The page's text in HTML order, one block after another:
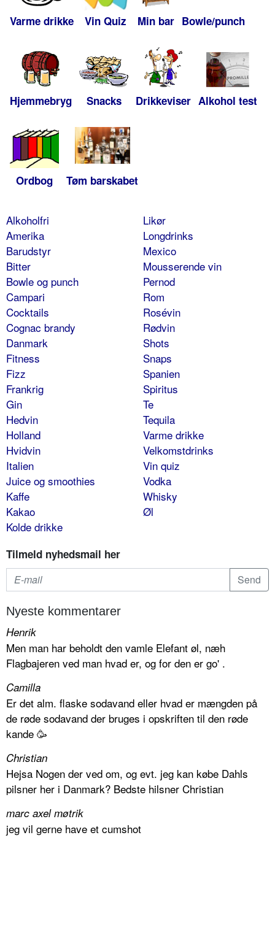
Varme drikke Vin Quiz Min bar Bowle/punch
Hjemmebryg Snacks Drikkeviser Alkohol test
Ordbog Tøm barskabet
Alkoholfri
Amerika
Barudstyr
Bitter
Bowle og punch
Campari
Cocktails
Cognac brandy
Danmark
Fitness
Fizz
Frankrig
Gin
Hedvin
Holland
Hvidvin
Italien
Juice og smoothies
Kaffe
Kakao
Kolde drikke
Likør
Longdrinks
Mexico
Mousserende vin
Pernod
Rom
Rosévin
Rødvin
Shots
Snaps
Spanien
Spiritus
Te
Tequila
Varme drikke
Velkomstdrinks
Vin quiz
Vodka
Whisky
Øl
Tilmeld nyhedsmail her
Nyeste kommentarer
Henrik
Men man har beholdt den vamle Elefant øl, næh
Flagbajeren ved man hvad er, og for den er go' .
Camilla
Er det alm. flaske sodavand eller hvad er mængden på
de røde sodavand der bruges i opskriften til den røde
kande 🥳
Christian
Hejsa Nogen der ved om, og evt. jeg kan købe Dahls
pilsner her i Danmark? Bedste hilsner Christian
marc axel møtrik
jeg vil gerne have et cumshot